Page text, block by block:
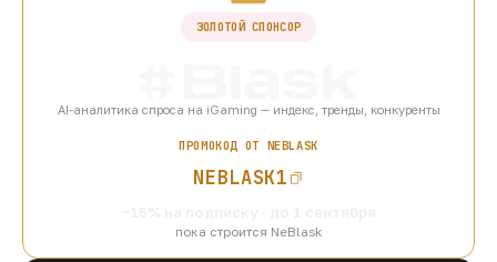
ЗОЛОТОЙ СПОНСОР
AI-аналитика спроса на iGaming — индекс, тренды, конкуренты
ПРОМОКОД ОТ NEBLASK
NEBLASK1
пока строится NeBlask